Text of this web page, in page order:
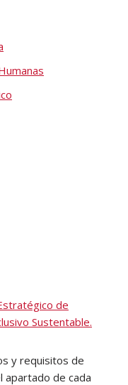
de
Sustentable.
y requisitos de
apartado de cada